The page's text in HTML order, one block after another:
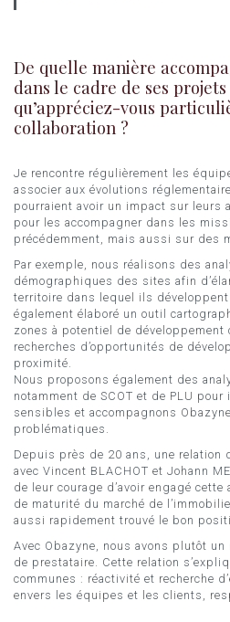
De quelle manière
dans le cadre de ses
qu’appréciez-vous
collaboration ?
Je rencontre régulièrement les
associer aux évolutions
pourraient avoir un impact sur leurs
pour les accompagner dans les
précédemment, mais aussi sur des
Par exemple, nous réalisons des
démographiques des sites afin
territoire dans lequel ils
également élaboré un outil
zones à potentiel de développement
recherches d’opportunités de
proximité.
Nous proposons également des
notamment de SCOT et de PLU
sensibles et accompagnons
problématiques.
Depuis près de 20 ans, une relation
avec Vincent BLACHOT et Johann
de leur courage d’avoir engagé
de maturité du marché de
aussi rapidement trouvé le bon
Avec Obazyne, nous avons plutôt un
de prestataire. Cette relation
communes : réactivité et recherche
envers les équipes et les clients,